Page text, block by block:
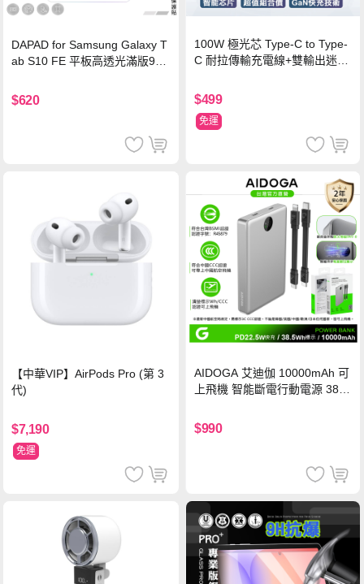
DAPAD for Samsung Galaxy T
ab S10 FE 平板高透光滿版9H
$620
100W 極光芯 Type-C to Type-
C 耐拉傳輸充電線+雙輸出迷你
$499
免運
【中華VIP】AirPods Pro (第 3
代)
$7,190
免運
AIDOGA 艾迪伽 10000mAh 可
上飛機 智能斷電行動電源 38.5
灣BSMI/中國CCC/歐美CE/FCC
認證
$990